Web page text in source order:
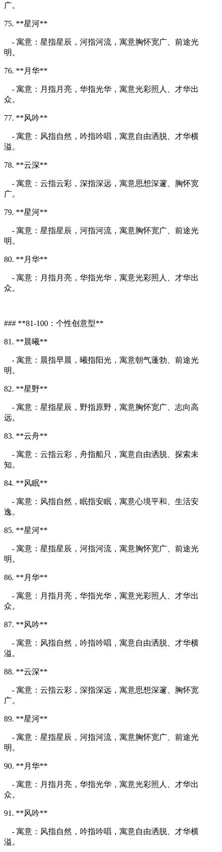
广。
75. **星河**
- 寓意：星指星辰，河指河流，寓意胸怀宽广、前途光
明。
76. **月华**
- 寓意：月指月亮，华指光华，寓意光彩照人、才华出
众。
77. **风吟**
- 寓意：风指自然，吟指吟唱，寓意自由洒脱、才华横
溢。
78. **云深**
- 寓意：云指云彩，深指深远，寓意思想深邃、胸怀宽
广。
79. **星河**
- 寓意：星指星辰，河指河流，寓意胸怀宽广、前途光
明。
80. **月华**
- 寓意：月指月亮，华指光华，寓意光彩照人、才华出
众。
### **81-100：个性创意型**
81. **晨曦**
- 寓意：晨指早晨，曦指阳光，寓意朝气蓬勃、前途光
明。
82. **星野**
- 寓意：星指星辰，野指原野，寓意胸怀宽广、志向高
远。
83. **云舟**
- 寓意：云指云彩，舟指船只，寓意自由洒脱、探索未
知。
84. **风眠**
- 寓意：风指自然，眠指安眠，寓意心境平和、生活安
逸。
85. **星河**
- 寓意：星指星辰，河指河流，寓意胸怀宽广、前途光
明。
86. **月华**
- 寓意：月指月亮，华指光华，寓意光彩照人、才华出
众。
87. **风吟**
- 寓意：风指自然，吟指吟唱，寓意自由洒脱、才华横
溢。
88. **云深**
- 寓意：云指云彩，深指深远，寓意思想深邃、胸怀宽
广。
89. **星河**
- 寓意：星指星辰，河指河流，寓意胸怀宽广、前途光
明。
90. **月华**
- 寓意：月指月亮，华指光华，寓意光彩照人、才华出
众。
91. **风吟**
- 寓意：风指自然，吟指吟唱，寓意自由洒脱、才华横
溢。